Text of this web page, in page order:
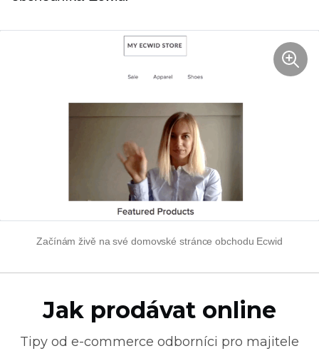
Začínám živě na své domovské stránce obchodu Ecwid
Jak prodávat online
Tipy od e-commerce odborníci pro majitele